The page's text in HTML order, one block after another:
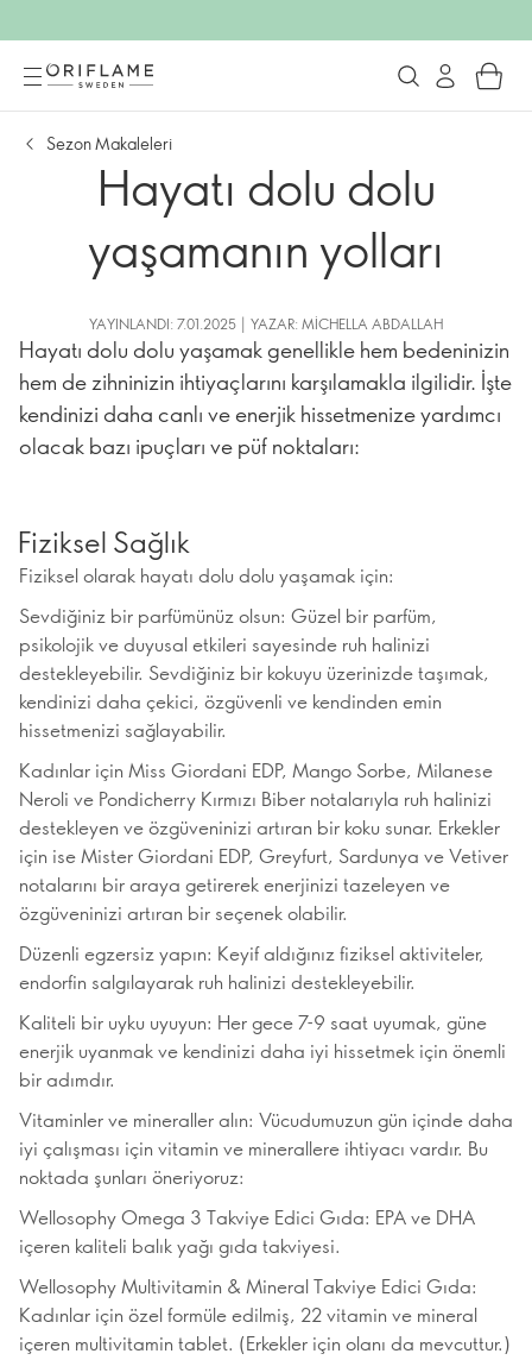
Sezon Makaleleri
Hayatı dolu dolu
yaşamanın yolları
YAYINLANDI: 7.01.2025 | YAZAR: MICHELLA ABDALLAH
Hayatı dolu dolu yaşamak genellikle hem bedeninizin
hem de zihninizin ihtiyaçlarını karşılamakla ilgilidir. İşte
kendinizi daha canlı ve enerjik hissetmenize yardımcı
olacak bazı ipuçları ve püf noktaları:
Fiziksel Sağlık
Fiziksel olarak hayatı dolu dolu yaşamak için:
Sevdiğiniz bir parfümünüz olsun: Güzel bir parfüm,
psikolojik ve duyusal etkileri sayesinde ruh halinizi
destekleyebilir. Sevdiğiniz bir kokuyu üzerinizde taşımak,
kendinizi daha çekici, özgüvenli ve kendinden emin
hissetmenizi sağlayabilir.
Kadınlar için Miss Giordani EDP, Mango Sorbe, Milanese
Neroli ve Pondicherry Kırmızı Biber notalarıyla ruh halinizi
destekleyen ve özgüveninizi artıran bir koku sunar. Erkekler
için ise Mister Giordani EDP, Greyfurt, Sardunya ve Vetiver
notalarını bir araya getirerek enerjinizi tazeleyen ve
özgüveninizi artıran bir seçenek olabilir.
Düzenli egzersiz yapın: Keyif aldığınız fiziksel aktiviteler,
endorfin salgılayarak ruh halinizi destekleyebilir.
Kaliteli bir uyku uyuyun: Her gece 7-9 saat uyumak, güne
enerjik uyanmak ve kendinizi daha iyi hissetmek için önemli
bir adımdır.
Vitaminler ve mineraller alın: Vücudumuzun gün içinde daha
iyi çalışması için vitamin ve minerallere ihtiyacı vardır. Bu
noktada şunları öneriyoruz:
Wellosophy Omega 3 Takviye Edici Gıda: EPA ve DHA
içeren kaliteli balık yağı gıda takviyesi.
Wellosophy Multivitamin & Mineral Takviye Edici Gıda:
Kadınlar için özel formüle edilmiş, 22 vitamin ve mineral
içeren multivitamin tablet. (Erkekler için olanı da mevcuttur.)